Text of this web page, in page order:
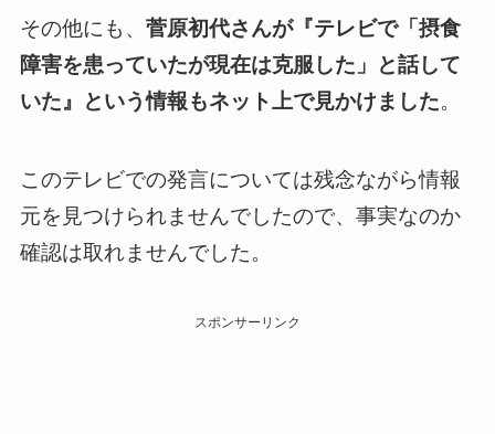
その他にも、 菅原初代さんが『テレビで「摂食
障害を患っていたが現在は克服した」と話して
いた』という情報もネット上で見かけました。
このテレビでの発言については残念ながら情報
元を見つけられませんでしたので、事実なのか
確認は取れませんでした。
スポンサーリンク